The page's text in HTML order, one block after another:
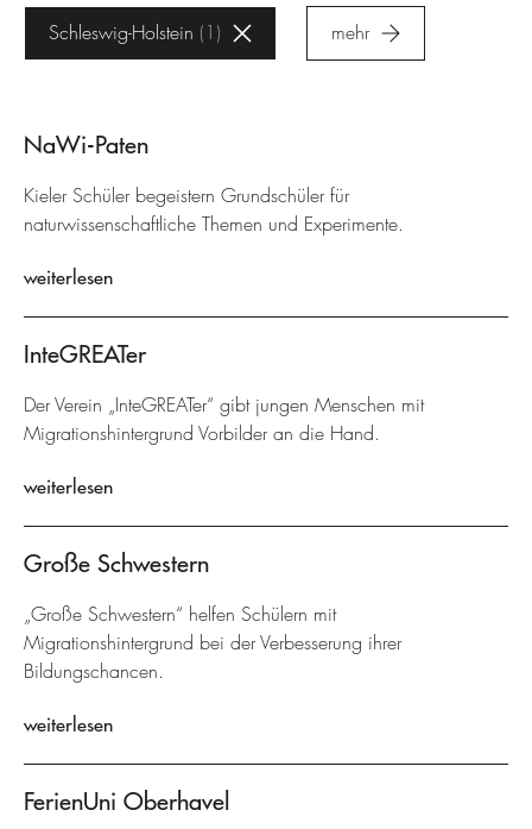
Schleswig-Holstein 1 mehr
NaWi-Paten
Kieler Schüler begeistern Grundschüler für
naturwissenschaftliche Themen und Experimente.
weiterlesen
InteGREATer
Der Verein „InteGREATer“ gibt jungen Menschen mit
Migrationshintergrund Vorbilder an die Hand.
weiterlesen
Große Schwestern
„Große Schwestern“ helfen Schülern mit
Migrationshintergrund bei der Verbesserung ihrer
Bildungschancen.
weiterlesen
FerienUni Oberhavel